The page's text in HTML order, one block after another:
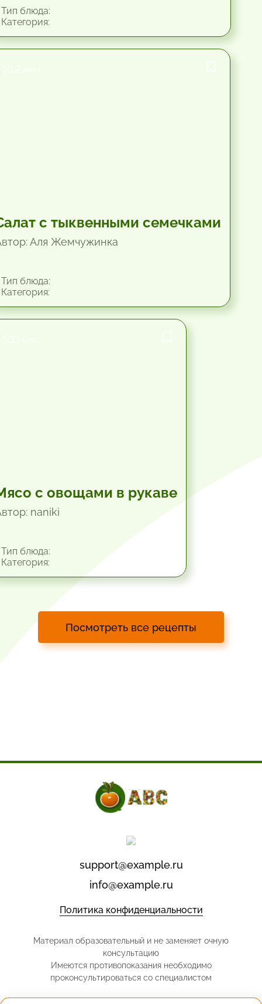
блюда:
с тыквенными семечками
Аля Жемчужинка
блюда:
с овощами в рукаве
naniki
блюда:
Посмотреть все рецепты
support@example.ru
info@example.ru
Политика конфиденциальности
Материал образовательный и не заменяет очную
консультацию
Имеются противопоказания необходимо
проконсультироваться со специалистом